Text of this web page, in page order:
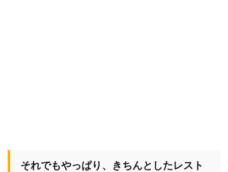
それでもやっぱり、きちんとしたレスト